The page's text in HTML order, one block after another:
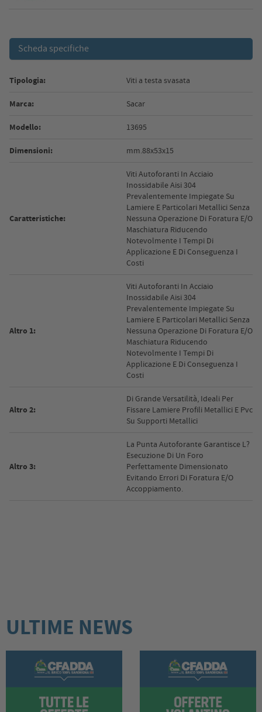
Scheda specifiche
Tipologia: Viti a testa svasata
Marca: Sacar
Modello: 13695
Dimensioni: mm.88x53x15
Caratteristiche:
Viti Autoforanti In Acciaio
Inossidabile Aisi 304
Prevalentemente Impiegate Su
Lamiere E Particolari Metallici Senza
Nessuna Operazione Di Foratura E/O
Maschiatura Riducendo
Notevolmente I Tempi Di
Applicazione E Di Conseguenza I
Costi
Altro 1:
Viti Autoforanti In Acciaio
Inossidabile Aisi 304
Prevalentemente Impiegate Su
Lamiere E Particolari Metallici Senza
Nessuna Operazione Di Foratura E/O
Maschiatura Riducendo
Notevolmente I Tempi Di
Applicazione E Di Conseguenza I
Costi
Altro 2:
Di Grande Versatilità, Ideali Per
Fissare Lamiere Profili Metallici E Pvc
Su Supporti Metallici
Altro 3:
La Punta Autoforante Garantisce L?
Esecuzione Di Un Foro
Perfettamente Dimensionato
Evitando Errori Di Foratura E/O
Accoppiamento.
ULTIME NEWS